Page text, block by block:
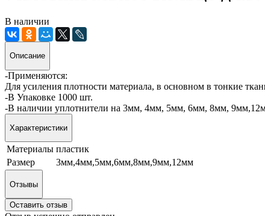
В наличии
Описание
-Применяются:
Для усиления плотности материала, в основном в тонкие
-В Упаковке 1000 шт.
-В наличии уплотнители на 3мм, 4мм, 5мм, 6мм, 8мм,
Характеристики
Материалы пластик
Размер
3мм,4мм,5мм,6мм,8мм,9мм,12мм
Отзывы
Оставить отзыв